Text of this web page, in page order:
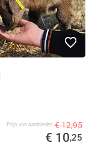
Prijs van aanbieder € 12,95
€ 10,25